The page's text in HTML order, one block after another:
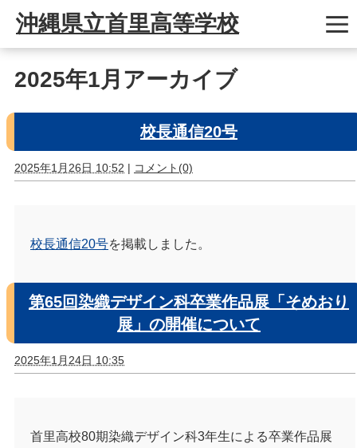
沖縄県立首里高等学校
2025年1月アーカイブ
校長通信20号
2025年1月26日 10:52 | コメント(0)
校長通信20号を掲載しました。
第65回染織デザイン科卒業作品展「そめおり
展」の開催について
2025年1月24日 10:35
首里高校80期染織デザイン科3年生による卒業作品展